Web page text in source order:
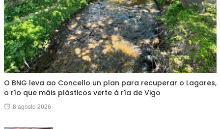
O BNG leva ao Concello un plan para recuperar o Lagares,
o río que máis plásticos verte á ría de Vigo
Posted
8 agosto 2026